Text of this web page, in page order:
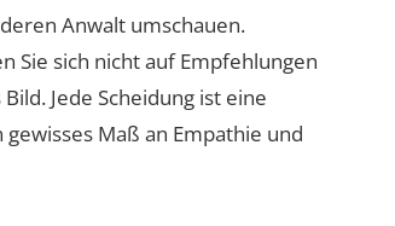
Anwalt umschauen.
Sie sich nicht auf Empfehlungen
Jede Scheidung ist eine
Maß an Empathie und